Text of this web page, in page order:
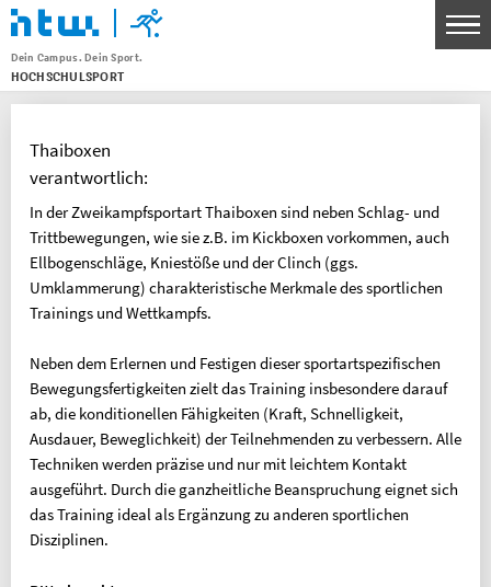
Dein Campus. Dein Sport.
HOCHSCHULSPORT
Menu
Thaiboxen
verantwortlich:
In der Zweikampfsportart Thaiboxen sind neben Schlag- und
Trittbewegungen, wie sie z.B. im Kickboxen vorkommen, auch
Ellbogenschläge, Kniestöße und der Clinch (ggs.
Umklammerung) charakteristische Merkmale des sportlichen
Trainings und Wettkampfs.
Neben dem Erlernen und Festigen dieser sportartspezifischen
Bewegungsfertigkeiten zielt das Training insbesondere darauf
ab, die konditionellen Fähigkeiten (Kraft, Schnelligkeit,
Ausdauer, Beweglichkeit) der Teilnehmenden zu verbessern. Alle
Techniken werden präzise und nur mit leichtem Kontakt
ausgeführt. Durch die ganzheitliche Beanspruchung eignet sich
das Training ideal als Ergänzung zu anderen sportlichen
Disziplinen.
UNSERE SPORTSTÄTTEN
SERVICE FÜR KURSLEITENDE
WETTKAMPF- UND SPITZENSPORT
KONTAKT
BANKVERBINDUNG
HTW Berlin Hochschulsport
IBAN: DE30 1005 0000 0191 3783 80
BIC: BELADEBEXXX
Geldinstitut: Berliner Sparkasse
PARTNER